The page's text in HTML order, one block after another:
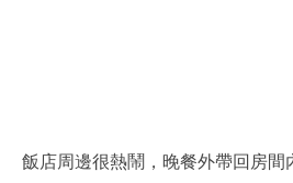
飯店周邊很熱鬧，晚餐外帶回房間